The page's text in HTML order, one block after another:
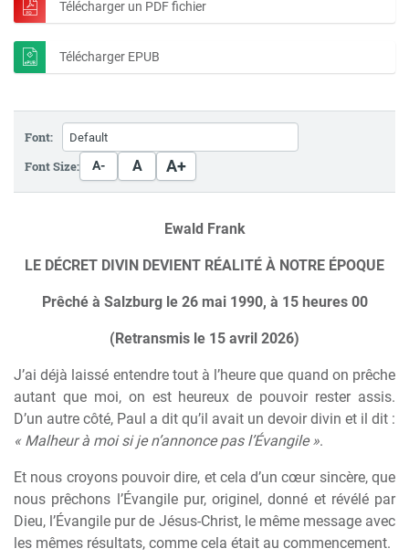
Télécharger un PDF fichier
Télécharger EPUB
Font:
Font Size:
A- A A+
Ewald Frank
LE DÉCRET DIVIN DEVIENT RÉALITÉ À NOTRE ÉPOQUE
Prêché à Salzburg le 26 mai 1990, à 15 heures 00
(Retransmis le 15 avril 2026)
J’ai déjà laissé entendre tout à l’heure que quand on prêche
autant que moi, on est heureux de pouvoir rester assis.
D’un autre côté, Paul a dit qu’il avait un devoir divin et il dit :
« Malheur à moi si je n’annonce pas l’Évangile ».
Et nous croyons pouvoir dire, et cela d’un cœur sincère, que
nous prêchons l’Évangile pur, originel, donné et révélé par
Dieu, l’Évangile pur de Jésus-Christ, le même message avec
les mêmes résultats, comme cela était au commencement.